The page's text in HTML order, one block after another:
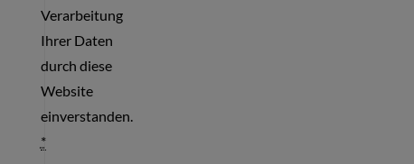
Verarbeitung
Ihrer Daten
durch diese
Website
einverstanden.
*